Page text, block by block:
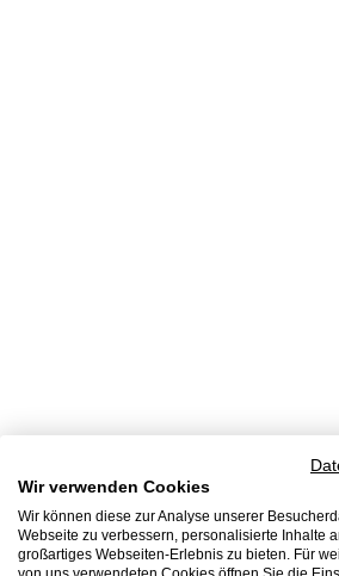
Wir verwenden Cookies
Wir können diese zur Analyse unserer
Webseite zu verbessern, personalisierte Inhalte
großartiges Webseiten-Erlebnis zu bieten. Für